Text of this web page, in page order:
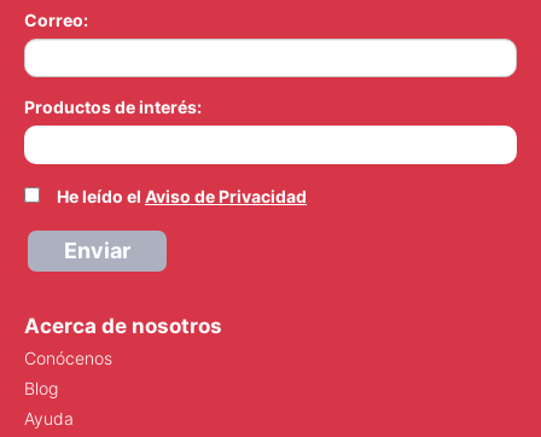
Correo:
Productos de interés:
He leído el Aviso de Privacidad
Enviar
Acerca de nosotros
Conócenos
Blog
Ayuda